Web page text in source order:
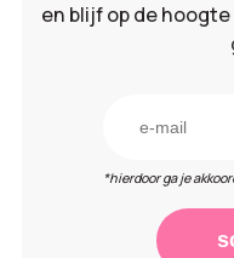
en blijf op de
*hierdoor ga je